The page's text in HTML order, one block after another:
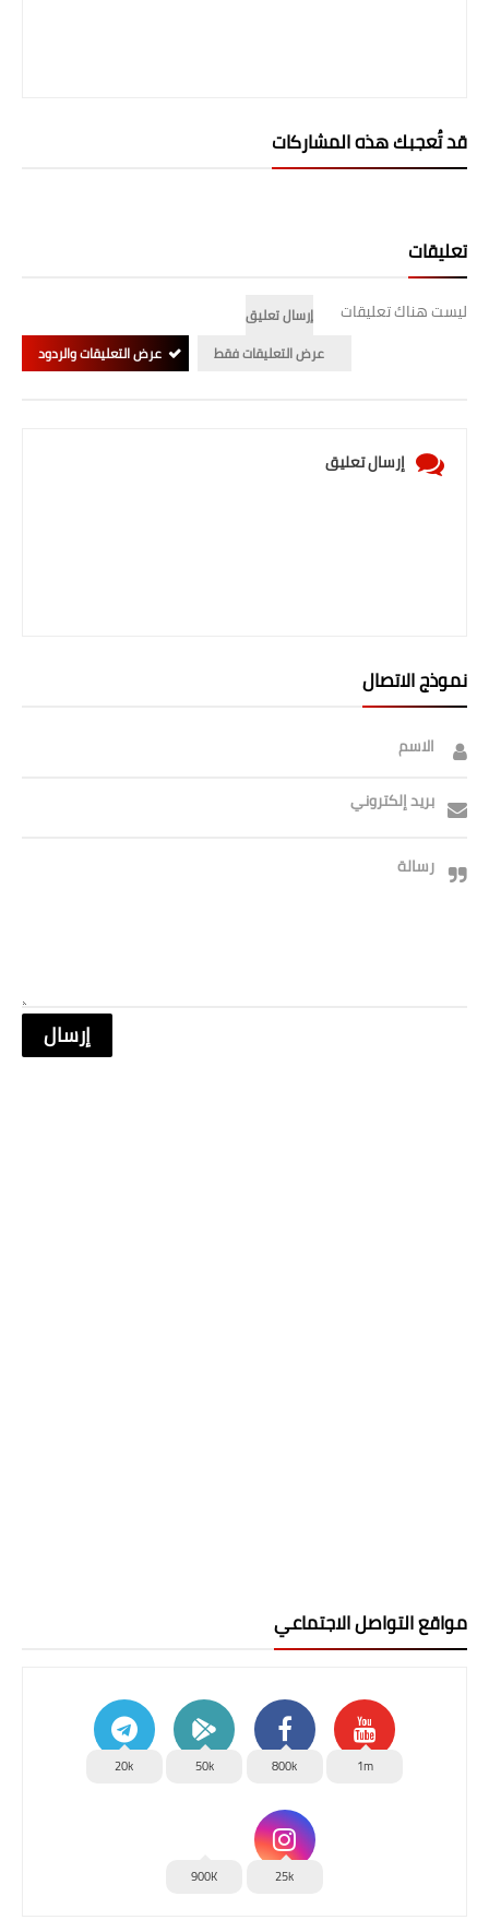
قد تُعجبك هذه المشاركات
تعليقات
ليست هناك تعليقات
إرسال تعليق
عرض التعليقات فقط
عرض التعليقات والردود
إرسال تعليق
نموذج الاتصال
الاسم
بريد إلكتروني
رسالة
مواقع التواصل الاجتماعي
1m
800k
50k
20k
25k
900K